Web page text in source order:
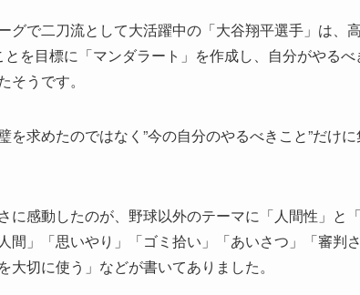
グで二刀流として大活躍中の「大谷翔平選手」は、
を目標に「マンダラート」を作成し、自分がやる
うです。
を求めたのではなく”今の自分のやるべきこと”だけ
に感動したのが、野球以外のテーマに「人間性」と
間」「思いやり」「ゴミ拾い」「あいさつ」「審判
大切に使う」などが書いてありました。